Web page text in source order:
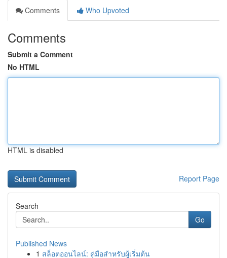
Comments
Who Upvoted
Comments
Submit a Comment
No HTML
HTML is disabled
Report Page
Search
Go
Published News
1 สล็อตออนไลน์: คู่มือสำหรับผู้เริ่มต้น